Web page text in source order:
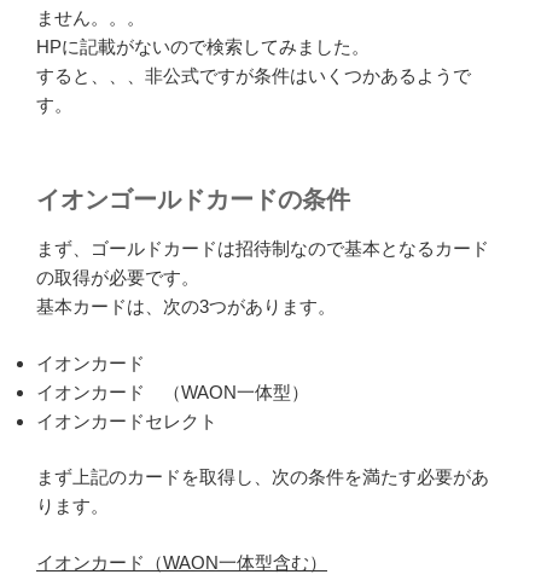
ません。。。
HPに記載がないので検索してみました。
すると、、、非公式ですが条件はいくつかあるようで
す。
イオンゴールドカードの条件
まず、ゴールドカードは招待制なので基本となるカード
の取得が必要です。
基本カードは、次の3つがあります。
イオンカード
イオンカード （WAON一体型）
イオンカードセレクト
まず上記のカードを取得し、次の条件を満たす必要があ
ります。
イオンカード（WAON一体型含む）